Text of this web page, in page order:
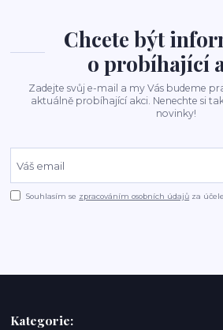
Chcete být
o probíhající
Zadejte svůj e-mail a my Vás budeme
aktuálně probíhající akci. Nenechte si
novinky!
Souhlasím se zpracováním osobních údajů za
Kategorie: